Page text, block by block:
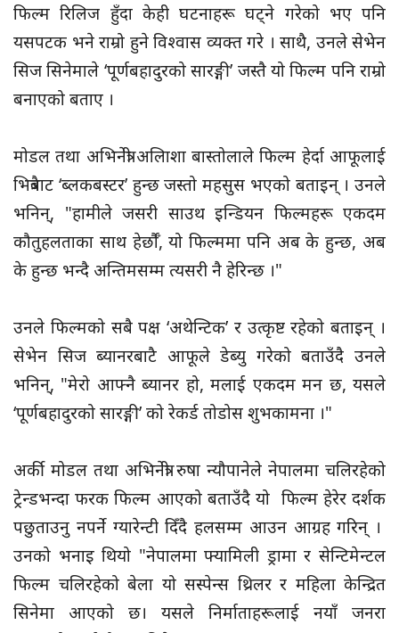
फिल्म रिलिज हुँदा केही घटनाहरू घट्ने गरेको भए पनि
यसपटक भने राम्रो हुने विश्वास व्यक्त गरे । साथै, उनले सेभेन
सिज सिनेमाले ‘पूर्णबहादुरको सारङ्गी’ जस्तै यो फिल्म पनि राम्रो
बनाएको बताए ।
मोडल तथा अभिनेत्री अलिाशा बास्तोलाले फिल्म हेर्दा आफूलाई
भित्रैबाट ‘ब्लकबस्टर’ हुन्छ जस्तो महसुस भएको बताइन् । उनले
भनिन्, "हामीले जसरी साउथ इन्डियन फिल्महरू एकदम
कौतुहलताका साथ हेर्छौँ, यो फिल्ममा पनि अब के हुन्छ, अब
के हुन्छ भन्दै अन्तिमसम्म त्यसरी नै हेरिन्छ ।"
उनले फिल्मको सबै पक्ष ‘अथेन्टिक’ र उत्कृष्ट रहेको बताइन् ।
सेभेन सिज ब्यानरबाटै आफूले डेब्यु गरेको बताउँदै उनले
भनिन्, "मेरो आफ्नै ब्यानर हो, मलाई एकदम मन छ, यसले
‘पूर्णबहादुरको सारङ्गी’ को रेकर्ड तोडोस शुभकामना ।"
अर्की मोडल तथा अभिनेत्री रुषा न्यौपानेले नेपालमा चलिरहेको
ट्रेन्डभन्दा फरक फिल्म आएको बताउँदै यो फिल्म हेरेर दर्शक
पछुताउनु नपर्ने ग्यारेन्टी दिँदै हलसम्म आउन आग्रह गरिन् ।
उनको भनाइ थियो "नेपालमा फ्यामिली ड्रामा र सेन्टिमेन्टल
फिल्म चलिरहेको बेला यो सस्पेन्स थ्रिलर र महिला केन्द्रित
सिनेमा आएको छ। यसले निर्माताहरूलाई नयाँ जनरा